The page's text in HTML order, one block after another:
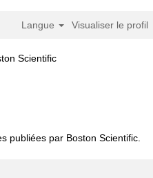
Langue Visualiser le profil
Scientific(page
publiées par Boston Scientific.